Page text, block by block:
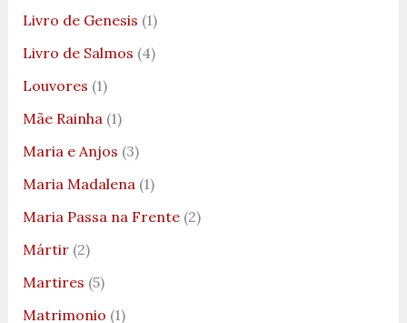
Livro de Genesis (1)
Livro de Salmos (4)
Louvores (1)
Mãe Rainha(1)
Maria e Anjos (3)
Maria Madalena(1)
Maria Passa na Frente(2)
Mártir(2)
Martires (5)
Matrimonio (1)